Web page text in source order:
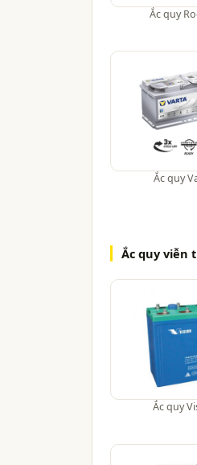
Ắc quy
Ắc quy
Ắc quy viễn
Ắc quy